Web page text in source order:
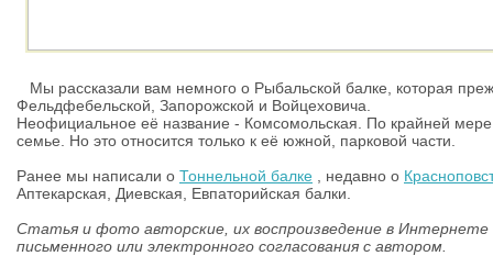
Мы рассказали вам немного о Рыбальской балке, которая
Фельдфебельской, Запорожской и Войцеховича.
Неофициальное её название - Комсомольская. По крайней
семье. Но это относится только к её южной, парковой части.
Ранее мы написали о Тоннельной балке , недавно о
Аптекарская, Диевская, Евпаторийская балки.
Статья и фото авторские, их воспроизведение в
письменного или электронного согласования с автором.